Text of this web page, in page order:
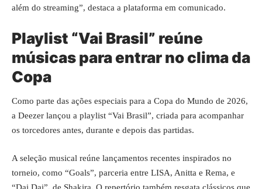
além do streaming”, destaca a plataforma em comunicado.
Playlist “Vai Brasil” reúne
músicas para entrar no clima da
Copa
Como parte das ações especiais para a Copa do Mundo de 2026,
a Deezer lançou a playlist “Vai Brasil”, criada para acompanhar
os torcedores antes, durante e depois das partidas.
A seleção musical reúne lançamentos recentes inspirados no
torneio, como “Goals”, parceria entre LISA, Anitta e Rema, e
“Dai Dai”, de Shakira. O repertório também resgata clássicos que